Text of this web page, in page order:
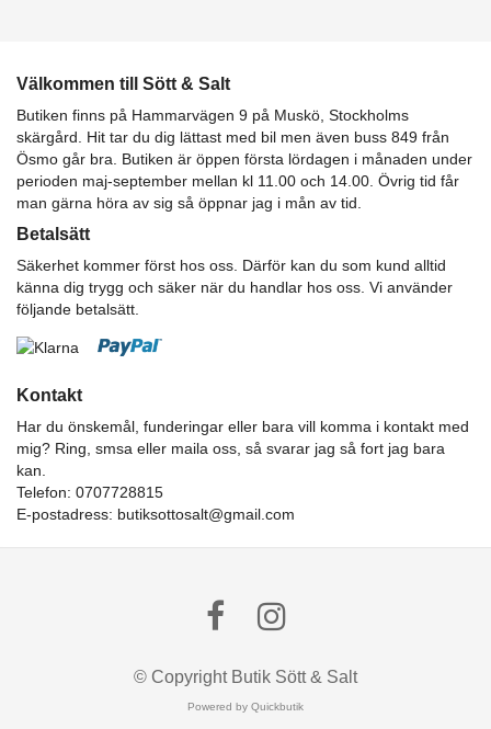
Välkommen till Sött & Salt
Butiken finns på Hammarvägen 9 på Muskö, Stockholms
skärgård. Hit tar du dig lättast med bil men även buss 849 från
Ösmo går bra. Butiken är öppen första lördagen i månaden under
perioden maj-september mellan kl 11.00 och 14.00. Övrig tid får
man gärna höra av sig så öppnar jag i mån av tid.
Betalsätt
Säkerhet kommer först hos oss. Därför kan du som kund alltid
känna dig trygg och säker när du handlar hos oss. Vi använder
följande betalsätt.
Kontakt
Har du önskemål, funderingar eller bara vill komma i kontakt med
mig? Ring, smsa eller maila oss, så svarar jag så fort jag bara
kan.
Telefon: 0707728815
E-postadress: butiksottosalt@gmail.com
© Copyright Butik Sött & Salt
Powered by Quickbutik